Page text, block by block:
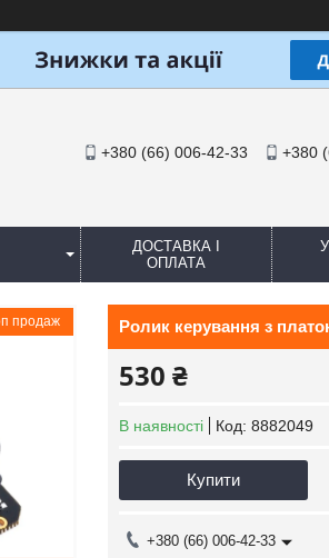
+380 (66) 006-42-33 +380
ДОСТАВКА І
ОПЛАТА
продаж Ролик керування з
530 ₴
В наявності Код: 8882049
Купити
+380 (66) 006-42-33